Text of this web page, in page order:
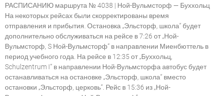
РАСПИСАНИЮ маршрута № 4038 | Ной-Вульмсторф — Буххольц
На некоторых рейсах были скорректированы время
отправления и прибытия. Остановка „Эльсторф, школа“ будет
дополнительно обслуживаться на рейсе в 7:26 от „Ной-
Вульмсторф, S Ной-Вульмсторф“ в направлении Миенбюттель в
период учебного года. На рейсе в 12:35 от „Буххольц,
Schulzentrum I“ в направлении Ной-Вульмсторфа автобус будет
останавливаться на остановке „Эльсторф, школа“ вместо
остановки „Эльсторф, церковь“. Рейс в 15:36 из „Ной-